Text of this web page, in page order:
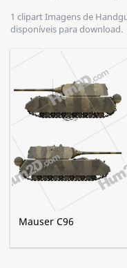
1 clipart Imagens de
disponíveis para download.
Mauser C96